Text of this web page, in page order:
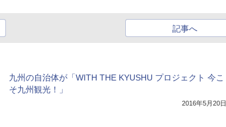
記事へ
九州の自治体が「WITH THE KYUSHU プロジェクト 今こ
そ九州観光！」
2016年5月20日